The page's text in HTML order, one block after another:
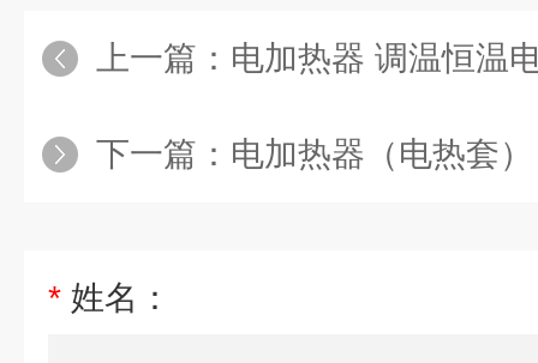
上一篇： 电加热器 调温恒温
下一篇： 电加热器（电热套）
* 姓名：